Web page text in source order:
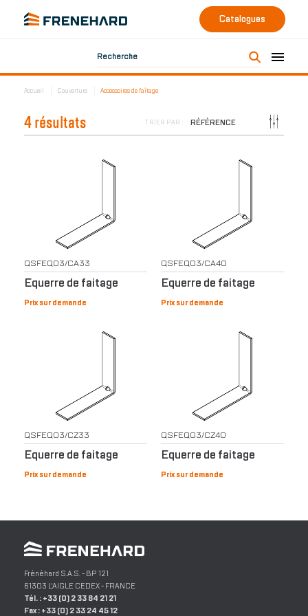
Recherche
Catalogues
Accueil Couverture Accessoires de faîtage
4 résultats TRIER PAR : RÉFÉRENCE
QSFEQ03/CA33
Equerre de faitage
Prix sur demande
QSFEQ03/CA40
Equerre de faitage
Prix sur demande
QSFEQ03/CZ33
Equerre de faitage
Prix sur demande
QSFEQ03/CZ40
Equerre de faitage
Prix sur demande
Frénéhard S.A.S.- BP 121
61303 L'AIGLECEDEX -FRANCE
Tél. :+33 (0) 2 33 84 21 21
Fax :+33 (0) 2 33 24 45 12